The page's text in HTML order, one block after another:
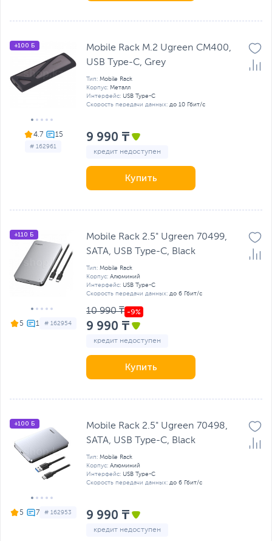
4.7
# 162961
+100 Б
Mobile Rack M.2 Ugreen CM400,
USB Type-C, Grey
Тип: Mobile Rack
Корпус: Металл
Интерфейс: USB Type-C
Скорость передачи данных: до 10 Гбит/с
9 990 ₸
кредит недоступен
Купить
5 # 162954
+110 Б
Mobile Rack 2.5" Ugreen 70499,
SATA, USB Type-C, Black
Тип: Mobile Rack
Корпус: Алюминий
Интерфейс: USB Type-C
Скорость передачи данных: до 6 Гбит/с
10 990 ₸
9 990 ₸
кредит недоступен
Купить
5 # 162953
+100 Б
Mobile Rack 2.5" Ugreen 70498,
SATA, USB Type-C, Black
Тип: Mobile Rack
Корпус: Алюминий
Интерфейс: USB Type-C
Скорость передачи данных: до 6 Гбит/с
9 990 ₸
кредит недоступен